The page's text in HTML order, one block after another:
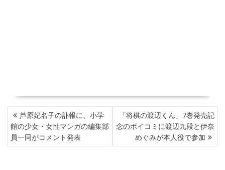
投
稿
ナ
ビ
芦原妃名子の訃報に、小学
館の少女・女性マンガの編集部
員一同がコメント発表
「将棋の渡辺くん」7巻発売記
念のボイコミに渡辺九段と伊奈
めぐみが本人役で参加